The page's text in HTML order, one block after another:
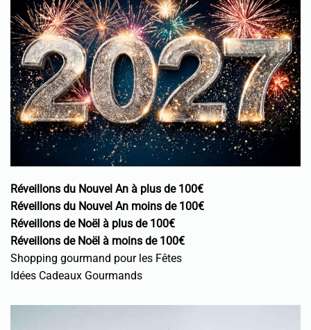
Réveillons du Nouvel An à plus de 100€
Réveillons du Nouvel An moins de 100€
Réveillons de Noël à plus de 100€
Réveillons de Noël à moins de 100€
Shopping gourmand pour les Fêtes
Idées Cadeaux Gourmands